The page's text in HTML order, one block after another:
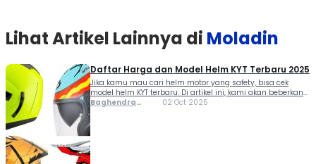
Lihat Artikel Lainnya di Moladin
Daftar Harga dan Model Helm KYT Terbaru 2025
Jika kamu mau cari helm motor yang safety, bisa cek
model helm KYT terbaru. Di artikel ini, kami akan beberkan
seluruh produk helm dari KYT yang dijual di Indonesia
Baghendra
02 Oct 2025